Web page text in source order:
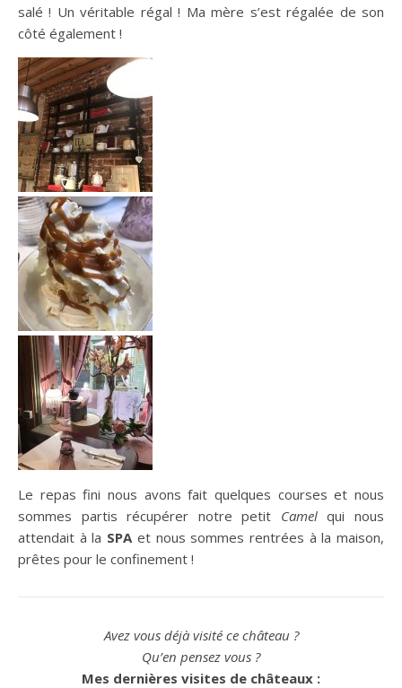
salé ! Un véritable régal ! Ma mère s’est régalée de son
côté également !
Le repas fini nous avons fait quelques courses et nous
sommes partis récupérer notre petit Camelqui nous
attendait à la SPA et nous sommes rentrées à la maison,
prêtes pour le confinement !
Avez vous déjà visité ce château ?
Qu’en pensez vous ?
Mes dernières visites de châteaux :